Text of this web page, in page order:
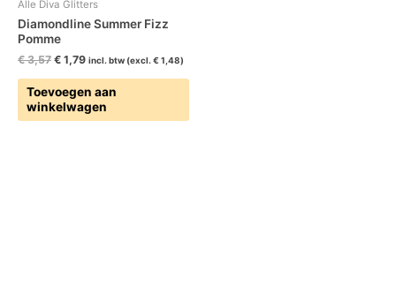
Alle Diva Glitters
Diamondline Summer Fizz
Pomme
€3,57 € 1,79 incl. btw (excl. € 1,48)
Toevoegen aan
winkelwagen